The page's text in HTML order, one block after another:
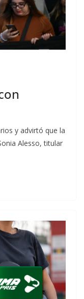
y advirtó que la
Alesso, titular